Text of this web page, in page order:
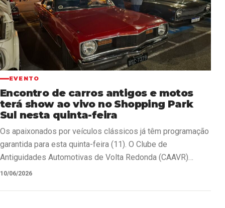
EVENTO
Encontro de carros antigos e motos
terá show ao vivo no Shopping Park
Sul nesta quinta-feira
Os apaixonados por veículos clássicos já têm programação
garantida para esta quinta-feira (11). O Clube de
Antiguidades Automotivas de Volta Redonda (CAAVR)
promove, a…
10/06/2026